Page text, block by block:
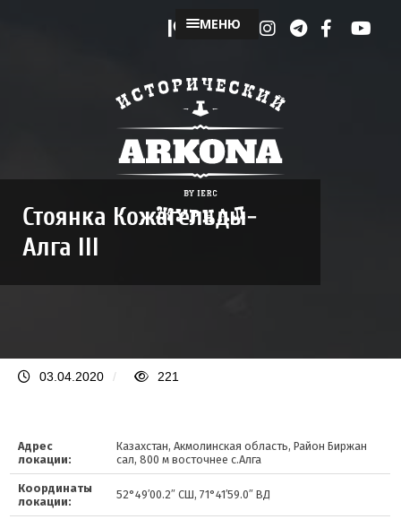
МЕНЮ
Стоянка Кожагельды-
Алга III
03.04.2020 / 221
Адрес
локации:
Казахстан, Акмолинская область, Район Биржан
сал, 800 м восточнее с.Алга
Координаты
локации:
52°49′00.2″ СШ, 71°41′59.0″ ВД